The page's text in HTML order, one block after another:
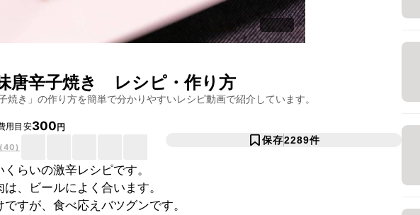
唐辛子焼き レシピ・作り方
焼き 」の作り方を簡単で分かりやすいレシピ動画で紹介しています。
用目安300円
(40)
保存2289件
らいの激辛レシピです。
、ビールによく合います。
すが、食べ応えバツグンです。